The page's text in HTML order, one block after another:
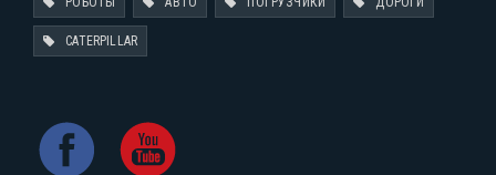
CATERPILLAR